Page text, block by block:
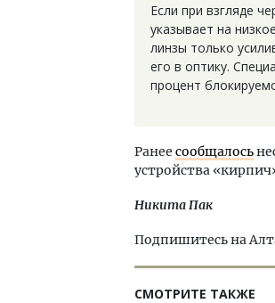
Если при взгляде
указывает на
линзы только
его в оптику.
процент
Ранее сообщалось
устройства
Никита Пак
Подпишитесь на
СМОТРИТЕ ТАКЖЕ